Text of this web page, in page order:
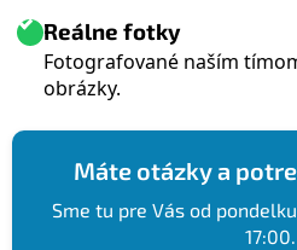
Reálne fotky
Fotografované naším
obrázky.
Máte otázky a
Sme tu pre Vás od
17:00.